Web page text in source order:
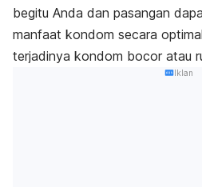
begitu Anda dan pasangan
manfaat kondom secara
terjadinya kondom bocor atau
Iklan